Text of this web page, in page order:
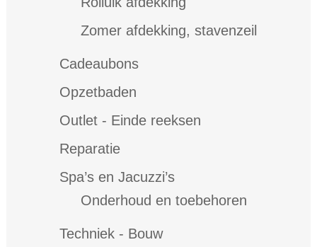
Zomer afdekking, stavenzeil
Cadeaubons
Opzetbaden
Outlet - Einde reeksen
Reparatie
Spa’s en Jacuzzi’s
Onderhoud en toebehoren
Techniek - Bouw